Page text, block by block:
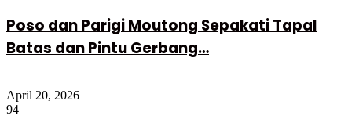
Poso dan Parigi Moutong Sepakati Tapal
Batas dan Pintu Gerbang…
April 20, 2026
94